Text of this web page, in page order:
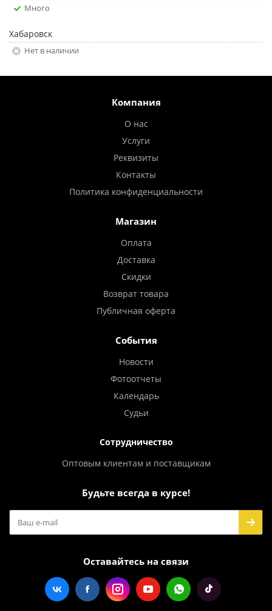
Много
Хабаровск
Нет в наличии
Компания
О нас
Услуги
Реквизиты
Контакты
Политика конфиденциальности
Магазин
Оплата
Доставка
Скидки
Возврат товара
Публичная оферта
События
Новости
Фотоотчеты
Календарь
Судьи
Сотрудничество
Оптовым клиентам и поставщикам
Будьте всегда в курсе!
Оставайтесь на связи